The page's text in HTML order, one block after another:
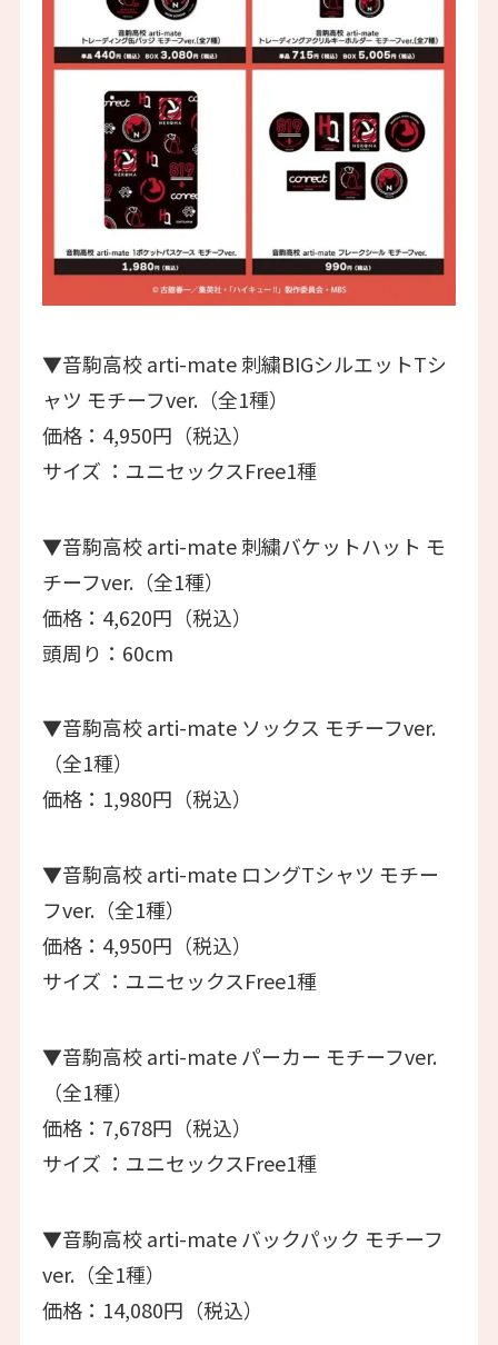
▼音駒高校 arti-mate 刺繍BIGシルエットTシ
ャツ モチーフver.（全1種）
価格：4,950円（税込）
サイズ ：ユニセックスFree1種
▼音駒高校 arti-mate 刺繍バケットハット モ
チーフver.（全1種）
価格：4,620円（税込）
頭周り：60cm
▼音駒高校 arti-mate ソックス モチーフver.
（全1種）
価格：1,980円（税込）
▼音駒高校 arti-mate ロングTシャツ モチー
フver.（全1種）
価格：4,950円（税込）
サイズ ：ユニセックスFree1種
▼音駒高校 arti-mate パーカー モチーフver.
（全1種）
価格：7,678円（税込）
サイズ ：ユニセックスFree1種
▼音駒高校 arti-mate バックパック モチーフ
ver.（全1種）
価格：14,080円（税込）